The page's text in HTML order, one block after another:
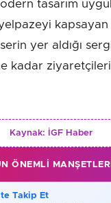
tasarım
yer aldığı
kadar
Kaynak: İGF Haber
ÖNEMLI MANŞETLERI
Takip Et